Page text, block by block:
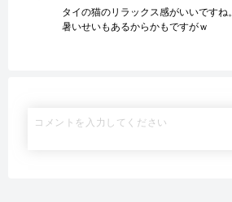
タイの猫のリラックス感がいいですね。
暑いせいもあるからかもですがｗ